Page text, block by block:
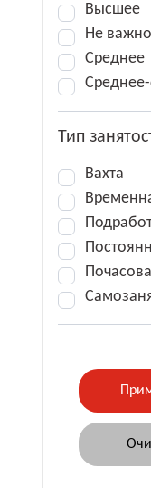
Высшее
Не важно
Среднее
Тип
Вахта